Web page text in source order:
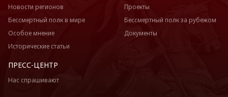
Новости регионов
Бессмертный полк в мире
Особое мнение
Исторические статьи
Проекты
Бессмертный полк за рубежом
Документы
ПРЕСС-ЦЕНТР
Нас спрашивают